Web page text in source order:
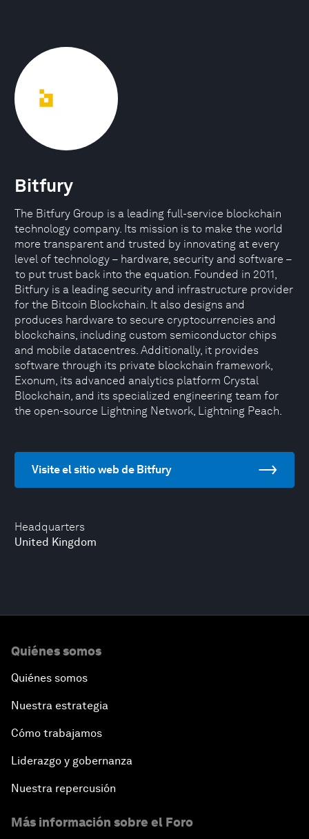
Headquarters
United Kingdom
Bitfury
The Bitfury Group is a leading full-service blockchain
technology company. Its mission is to make the world
more transparent and trusted by innovating at every
level of technology – hardware, security and software –
to put trust back into the equation. Founded in 2011,
Bitfury is a leading security and infrastructure provider
for the Bitcoin Blockchain. It also designs and
produces hardware to secure cryptocurrencies and
blockchains, including custom semiconductor chips
and mobile datacentres. Additionally, it provides
software through its private blockchain framework,
Exonum, its advanced analytics platform Crystal
Blockchain, and its specialized engineering team for
the open-source Lightning Network, Lightning Peach.
Visite el sitio web de Bitfury
Quiénes somos
Quiénes somos
Nuestra estrategia
Cómo trabajamos
Liderazgo y gobernanza
Nuestra repercusión
Más información sobre el Foro